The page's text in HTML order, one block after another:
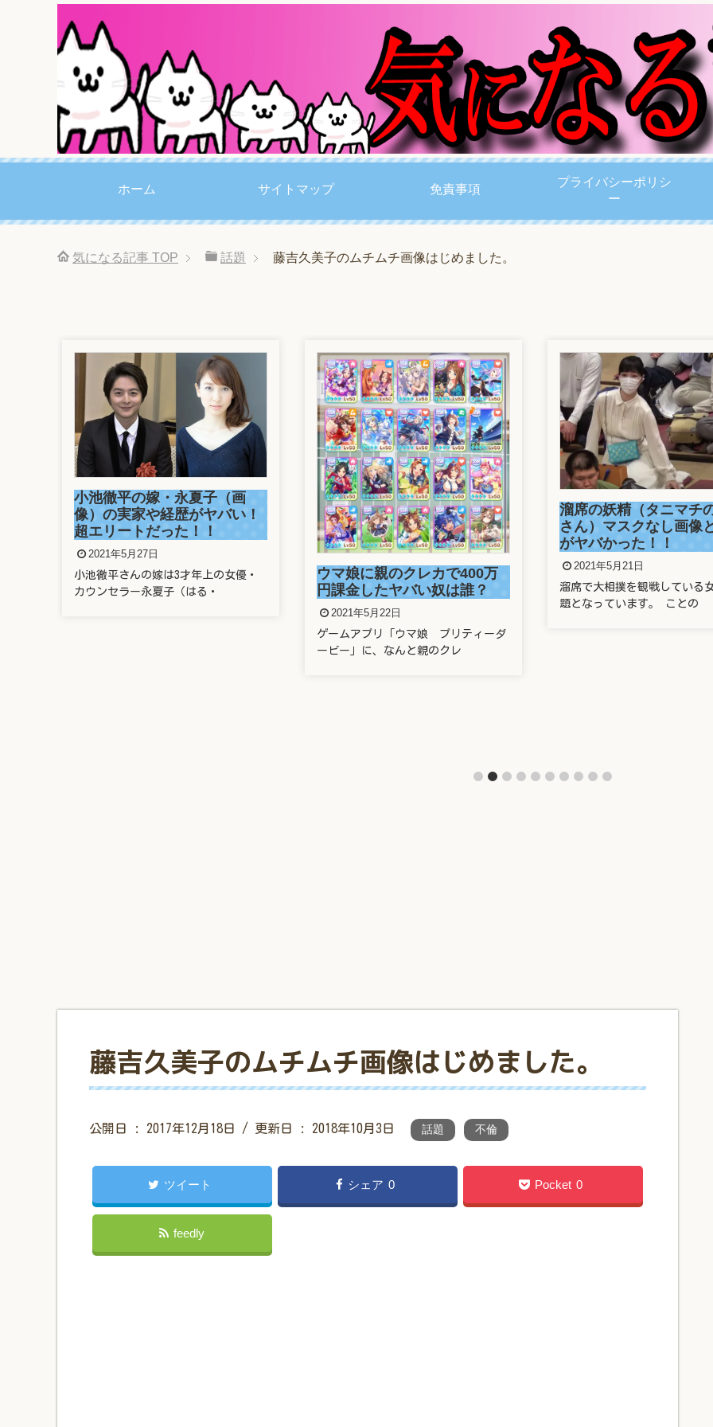
ホーム サイトマップ 免責事項
プライバシーポリシ
ー
気になる記事 TOP 話題 藤吉久美子のムチムチ画像はじめました。
小池徹平の嫁・永夏子（画
像）の実家や経歴がヤバい！
超エリートだった！！
2021年5月27日
小池徹平さんの嫁は3才年上の女優・
カウンセラー永夏子（はる・
ウマ娘に親のクレカで400万
円課金したヤバい奴は誰？
2021年5月22日
ゲームアプリ「ウマ娘 プリティーダ
ービー」に、なんと親のクレ
溜席の妖精（タニマチ
さん）マスクなし画像
がヤバかった！！
2021年5月21日
溜席で大相撲を観戦している
題となっています。 ことの
藤吉久美子のムチムチ画像はじめました。
公開日 : 2017年12月18日 / 更新日 : 2018年10月3日 話題 不倫
ツイート シェア 0 Pocket 0
feedly